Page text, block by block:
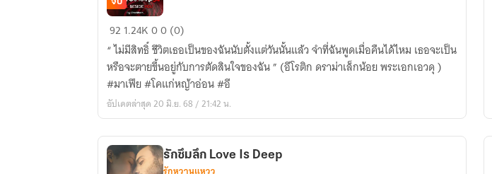
มาเฟีย
ร้าย
พ่าย
รัก
Devil
Beside
92 1.24K00 (0)
“ ไม่มีสิทธิ์ ชีวิตเธอเป็นของฉันนับตั้งแต่วันนั้นแล้ว จำที่ฉันพูดเมื่อคืนได้ไหม เธอจะเป็น
หรือจะตายขึ้นอยู่กับการตัดสินใจของฉัน ” (อีโรติก ดราม่าเล็กน้อย พระเอกเอวดุ )
#มาเฟีย #โคแก่หญ้าอ่อน #อี
อัปเดตล่าสุด 20 มิ.ย. 68 / 21:42 น.
รักซึมลึก Love Is Deep